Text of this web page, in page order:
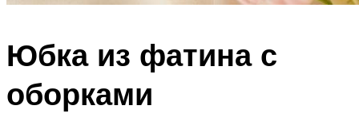
Юбка из фатина с
оборками